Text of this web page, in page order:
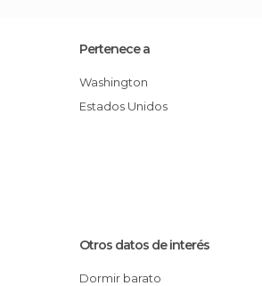
Pertenece a
Washington
Estados Unidos
Otros datos de interés
Dormir barato